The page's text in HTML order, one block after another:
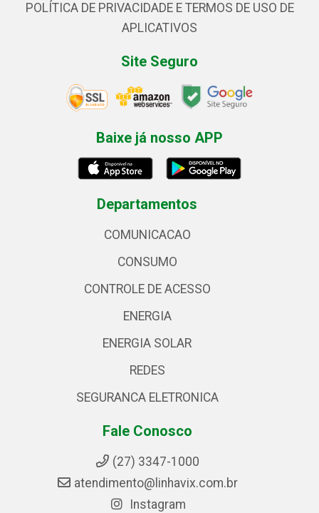
POLÍTICA DE PRIVACIDADE E TERMOS DE USO DE
APLICATIVOS
Site Seguro
Baixe já nosso APP
Departamentos
COMUNICACAO
CONSUMO
CONTROLE DE ACESSO
ENERGIA
ENERGIA SOLAR
REDES
SEGURANCA ELETRONICA
Fale Conosco
(27) 3347-1000
atendimento@linhavix.com.br
Instagram